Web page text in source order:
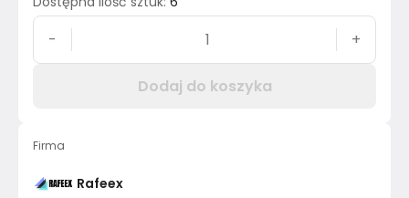
- +
Dodaj do koszyka
Firma
Rafeex